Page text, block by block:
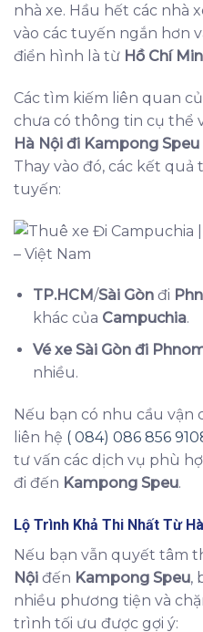
nhà xe. Hầu hết các nhà
vào các tuyến ngắn hơn
điển hình là từ Hồ Chí
Các tìm kiếm liên quan
chưa có thông tin cụ thể
Hà Nội đi Kampong Speu
Thay vào đó, các kết
tuyến:
TP.HCM/Sài Gònđi
khác của Campuchia.
Vé xe Sài Gòn đi
nhiều.
Nếu bạn có nhu cầu vận
liên hệ ( 084) 086 856
tư vấn các dịch vụ phù
đi đến Kampong Speu.
Lộ Trình Khả Thi Nhất Từ
Nếu bạn vẫn quyết tâm
Nội đến Kampong Speu,
nhiều phương tiện và
trình tối ưu được gợi ý: